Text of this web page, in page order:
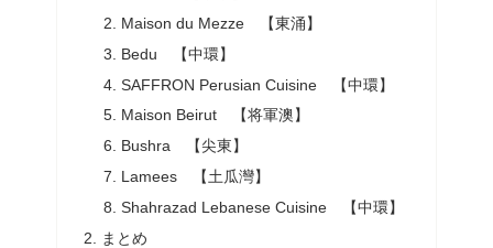
Maison du Mezze 【東涌】
Bedu 【中環】
SAFFRON Perusian Cuisine 【中環】
Maison Beirut 【将軍澳】
Bushra 【尖東】
Lamees 【土瓜灣】
Shahrazad Lebanese Cuisine 【中環】
まとめ